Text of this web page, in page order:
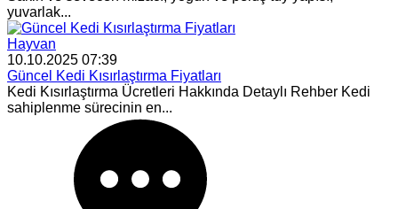
yuvarlak...
Hayvan
10.10.2025 07:39
Güncel Kedi Kısırlaştırma Fiyatları
Kedi Kısırlaştırma Ücretleri Hakkında Detaylı Rehber Kedi
sahiplenme sürecinin en...